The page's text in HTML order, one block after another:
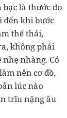
là thước đo
đến khi bước
thế thái,
không phải
nhàng. Có
nên cơ đồ,
lúc nào
trĩu nặng âu